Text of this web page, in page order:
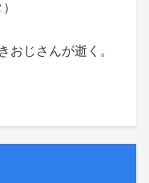
おじさんが逝く。